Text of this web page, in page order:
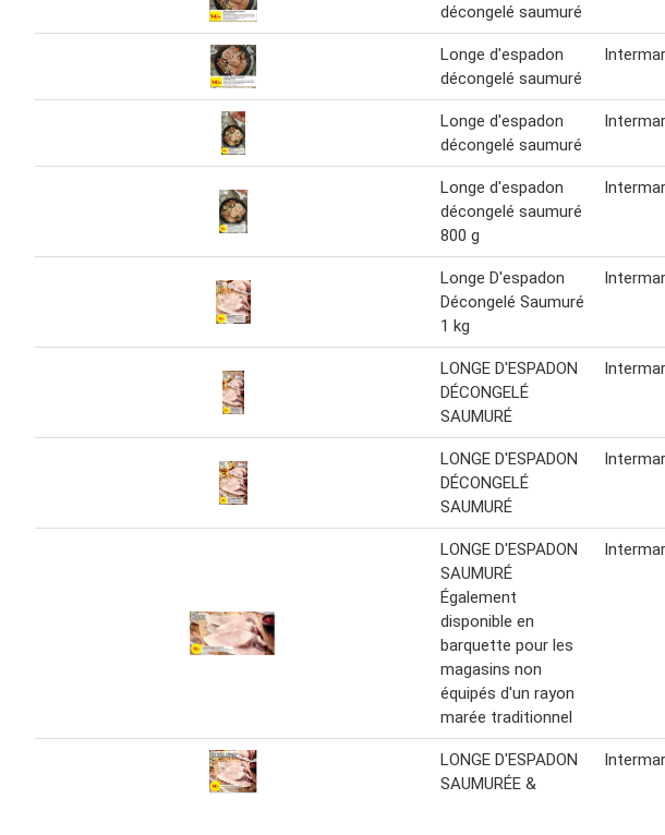
décongelé saumuré
Longe d'espadon
décongelé saumuré
Longe d'espadon
décongelé saumuré
Longe d'espadon
décongelé saumuré
800 g
Longe D'espadon
Décongelé Saumuré
1 kg
LONGE D'ESPADON
DÉCONGELÉ
SAUMURÉ
LONGE D'ESPADON
DÉCONGELÉ
SAUMURÉ
LONGE D'ESPADON
SAUMURÉ
Également
disponible en
barquette pour les
magasins non
équipés d'un rayon
marée traditionnel
LONGE D'ESPADON
SAUMURÉE &